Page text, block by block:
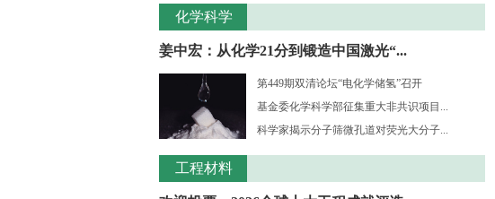
化学科学
姜中宏：从化学21分到锻造中国激光“...
第449期双清论坛“电化学储氢”召开
基金委化学科学部征集重大非共识项目...
科学家揭示分子筛微孔道对荧光大分子...
工程材料